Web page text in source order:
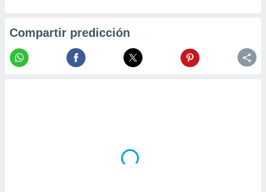
Compartir predicción